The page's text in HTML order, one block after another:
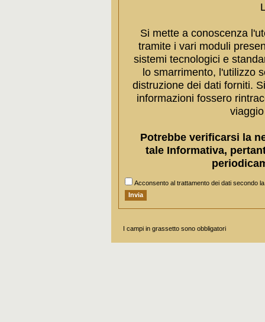
Si mette a conoscenza
tramite i vari moduli
sistemi tecnologici e
lo smarrimento, l'utilizzo
distruzione dei dati forniti.
informazioni fossero
Potrebbe verificarsi la
tale Informativa,
Acconsento al trattamento dei dati secondo
I campi in grassetto sono obbligatori